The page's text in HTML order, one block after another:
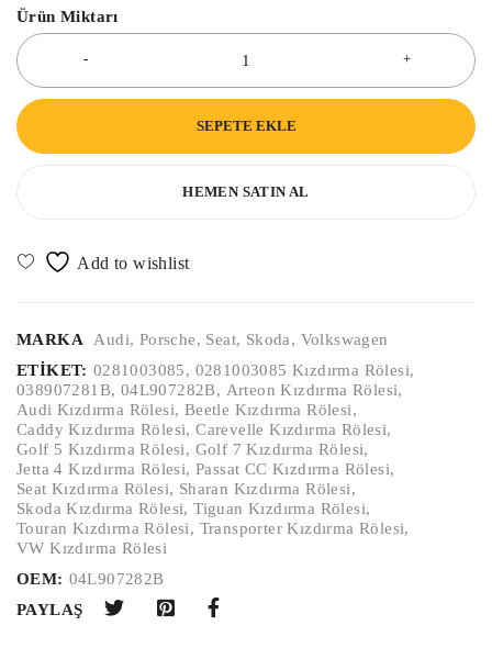
Ürün Miktarı
SEPETE EKLE
HEMEN SATIN AL
MARKA Audi, Porsche, Seat, Skoda, Volkswagen
ETIKET: 0281003085, 0281003085 Kızdırma Rölesi,
038907281B, 04L907282B, Arteon Kızdırma Rölesi,
Audi Kızdırma Rölesi, Beetle Kızdırma Rölesi,
Caddy Kızdırma Rölesi,Carevelle Kızdırma Rölesi,
Golf 5 Kızdırma Rölesi, Golf 7 Kızdırma Rölesi,
Jetta 4 Kızdırma Rölesi,Passat CC Kızdırma Rölesi,
Seat Kızdırma Rölesi, Sharan Kızdırma Rölesi,
Skoda Kızdırma Rölesi,Tiguan Kızdırma Rölesi,
Touran Kızdırma Rölesi, Transporter Kızdırma Rölesi,
VW Kızdırma Rölesi
OEM: 04L907282B
PAYLAŞ